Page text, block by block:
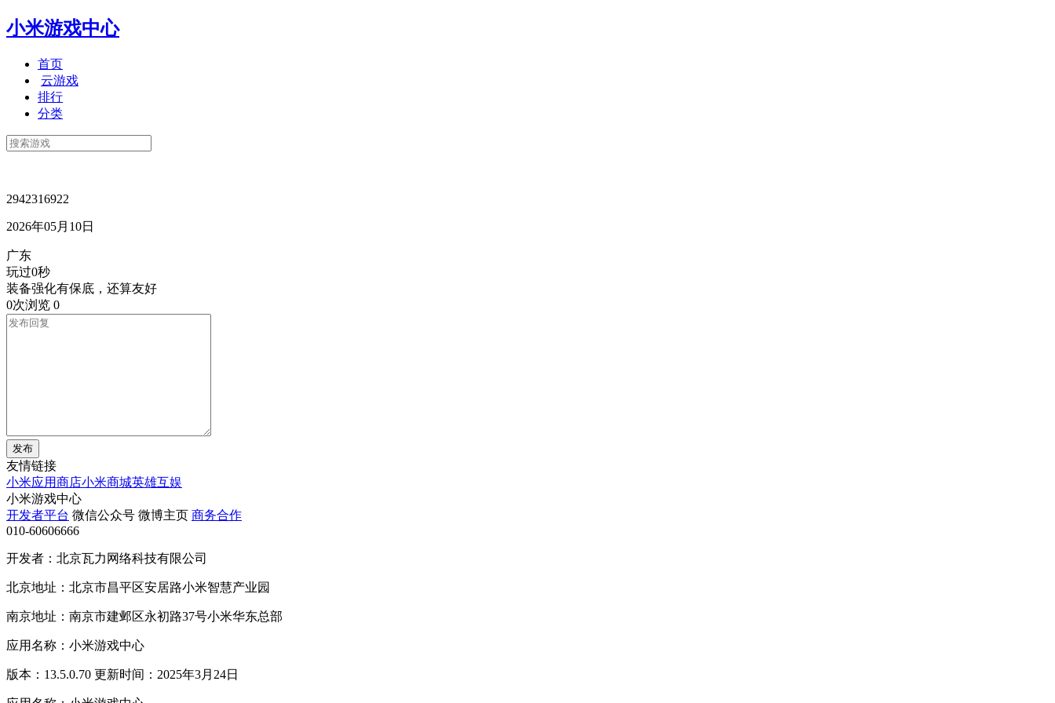
小米游戏中心
首页
云游戏
排行
分类
2942316922
2026年05月10日
广东
玩过0秒
装备强化有保底，还算友好
0次浏览 0
发布
友情链接
小米应用商店小米商城英雄互娱
小米游戏中心
开发者平台 微信公众号 微博主页 商务合作
010-60606666
开发者：北京瓦力网络科技有限公司
北京地址：北京市昌平区安居路小米智慧产业园
南京地址：南京市建邺区永初路37号小米华东总部
应用名称：小米游戏中心
版本：13.5.0.70 更新时间：2025年3月24日